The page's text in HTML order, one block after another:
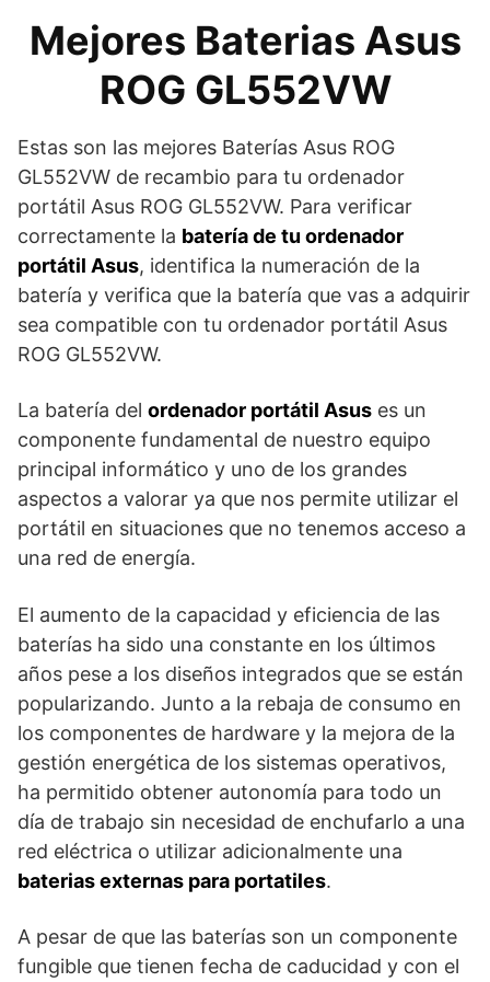
Mejores Baterias Asus
ROG GL552VW
Estas son las mejores Baterías Asus ROG
GL552VW de recambio para tu ordenador
portátil Asus ROG GL552VW. Para verificar
correctamente la batería de tu ordenador
portátil Asus, identifica la numeración de la
batería y verifica que la batería que vas a adquirir
sea compatible con tu ordenador portátil Asus
ROG GL552VW.
La batería del ordenador portátil Asus es un
componente fundamental de nuestro equipo
principal informático y uno de los grandes
aspectos a valorar ya que nos permite utilizar el
portátil en situaciones que no tenemos acceso a
una red de energía.
El aumento de la capacidad y eficiencia de las
baterías ha sido una constante en los últimos
años pese a los diseños integrados que se están
popularizando. Junto a la rebaja de consumo en
los componentes de hardware y la mejora de la
gestión energética de los sistemas operativos,
ha permitido obtener autonomía para todo un
día de trabajo sin necesidad de enchufarlo a una
red eléctrica o utilizar adicionalmente una
baterias externas para portatiles.
A pesar de que las baterías son un componente
fungible que tienen fecha de caducidad y con el